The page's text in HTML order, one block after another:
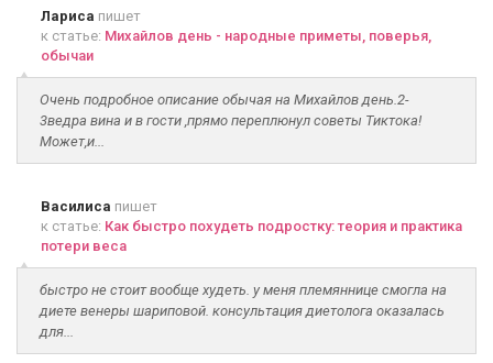
Лариса пишет
к статье: Михайлов день - народные приметы, поверья,
обычаи
Очень подробное описание обычая на Михайлов день.2-
3ведра вина и в гости ,прямо переплюнул советы Тиктока!
Может,и...
Василиса пишет
к статье: Как быстро похудеть подростку: теория и практика
потери веса
быстро не стоит вообще худеть. у меня племяннице смогла на
диете венеры шариповой. консультация диетолога оказалась
для...